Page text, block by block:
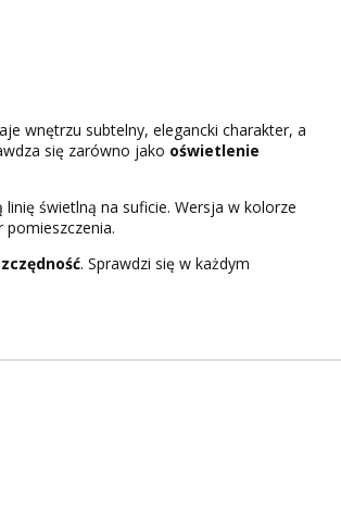
wnętrzu subtelny, elegancki charakter, a
się zarówno jako oświetlenie
świetlną na suficie. Wersja w kolorze
. Sprawdzi się w każdym